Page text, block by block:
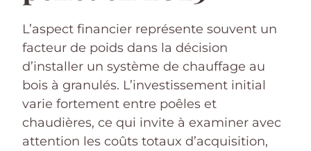
L’aspect financier représente souvent un
facteur de poids dans la décision
d’installer un système de chauffage au
bois à granulés. L’investissement initial
varie fortement entre poêles et
chaudières, ce qui invite à examiner avec
attention les coûts totaux d’acquisition,